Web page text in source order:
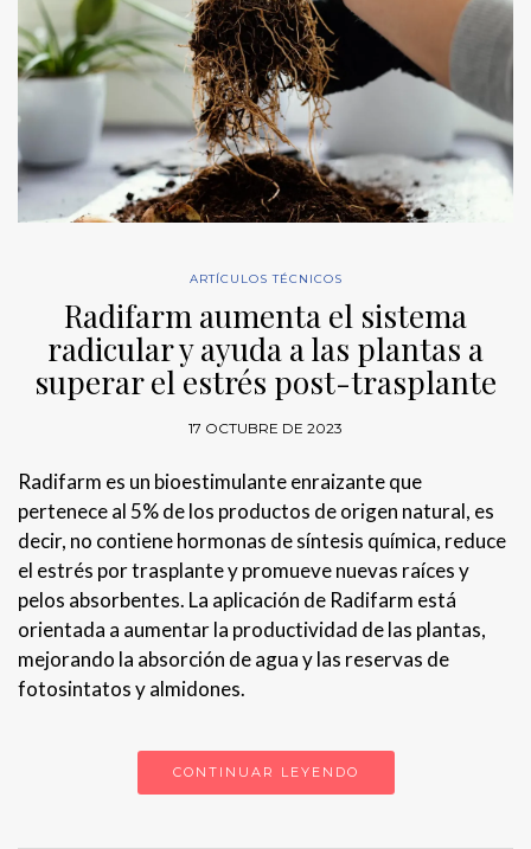
ARTÍCULOS TÉCNICOS
Radifarm aumenta el sistema
radicular y ayuda a las plantas a
superar el estrés post-trasplante
17 OCTUBRE DE 2023
Radifarm es un bioestimulante enraizante que
pertenece al 5% de los productos de origen natural, es
decir, no contiene hormonas de síntesis química, reduce
el estrés por trasplante y promueve nuevas raíces y
pelos absorbentes. La aplicación de Radifarm está
orientada a aumentar la productividad de las plantas,
mejorando la absorción de agua y las reservas de
fotosintatos y almidones.
CONTINUAR LEYENDO